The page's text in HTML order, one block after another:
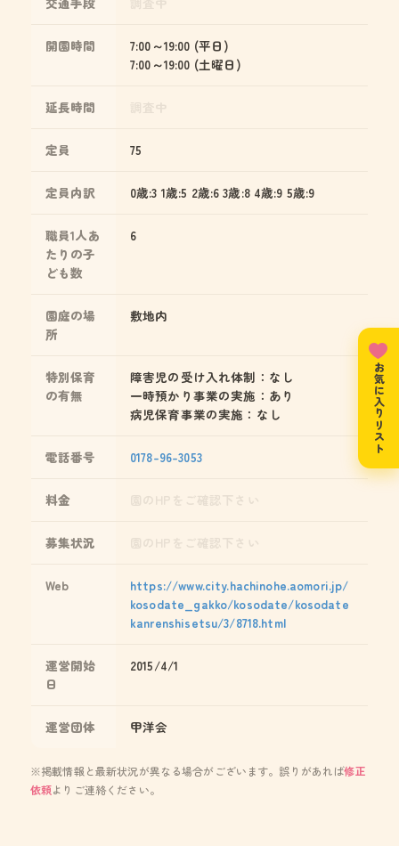
開園時間
7:00～19:00 (平日)
7:00～19:00 (土曜日)
延長時間
定員 75
定員内訳 0歳:3 1歳:5 2歳:6 3歳:8 4歳:9 5歳:9
職員1人あ
たりの子
ども数
6
園庭の場
所
敷地内
特別保育
の有無
障害児の受け入れ体制：なし
一時預かり事業の実施：あり
病児保育事業の実施：なし
電話番号 0178-96-3053
料金
募集状況
Web
https://www.city.hachinohe.aomori.jp/
kosodate_gakko/kosodate/kosodate
kanrenshisetsu/3/8718.html
運営開始
日
2015/4/1
運営団体 甲洋会
※掲載情報と最新状況が異なる場合がございます。誤りがあれば修正
依頼よりご連絡ください。
お気に入りリスト